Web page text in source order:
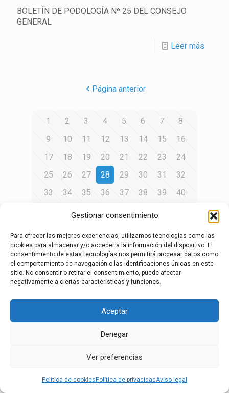
Gestionar consentimiento
Para ofrecer las mejores experiencias, utilizamos tecnologías como las
cookies para almacenar y/o acceder a la información del dispositivo. El
consentimiento de estas tecnologías nos permitirá procesar datos como
el comportamiento de navegación o las identificaciones únicas en este
sitio. No consentir o retirar el consentimiento, puede afectar
negativamente a ciertas características y funciones.
Aceptar
Denegar
Ver preferencias
Política de cookies Política de privacidadAviso legal
BOLETÍN DE PODOLOGÍA Nº 25 DEL CONSEJO
GENERAL
Leer más
Página anterior
1 2 3 4 5 6 7
8
9
10 11 12 13 14 15
16
17
18 19 20 21 22 23
24
25
26 27 28 29 30 31
32
33
34 35 36 37 38 39
40
43 46
57
58 59 60 61 62 63
64
65
66 67 68 69 70 71
72
73
74 75 76 77 78 79
81
Página siguiente
Canal de denuncias